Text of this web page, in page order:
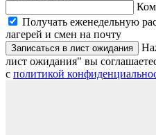
Получать еженедельную
лагерей и смен на почту
Записаться в лист ожидания
лист ожидания" вы
с политикой